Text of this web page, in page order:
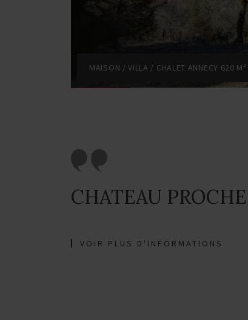
MAISON / VILLA / CHALET ANNECY 620 M²
CHATEAU
VOIR PLUS D'INFORMATIONS